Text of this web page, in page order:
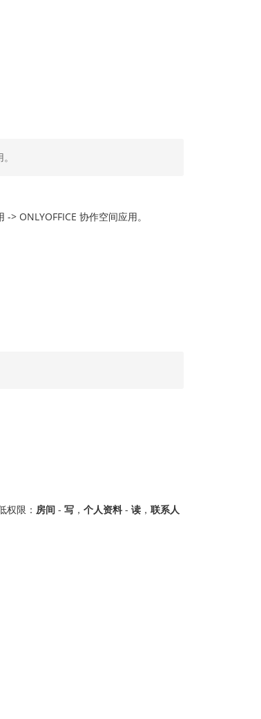
ONLYOFFICE 协作空间应用。
权限： 房间 - 写 ， 个人资料 - 读 ， 联系人